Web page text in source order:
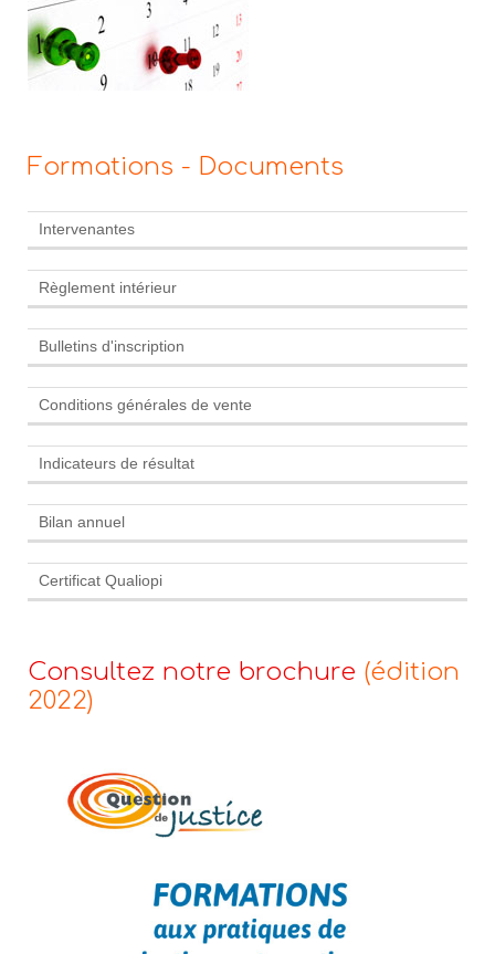
Formations - Documents
Intervenantes
Règlement intérieur
Bulletins d'inscription
Conditions générales de vente
Indicateurs de résultat
Bilan annuel
Certificat Qualiopi
Consultez notre brochure (édition
2022)